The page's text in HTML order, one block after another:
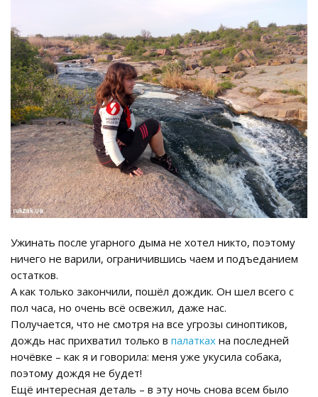
Ужинать после угарного дыма не хотел никто, поэтому
ничего не варили, ограничившись чаем и подъеданием
остатков.
А как только закончили, пошёл дождик. Он шел всего с
пол часа, но очень всё освежил, даже нас.
Получается, что не смотря на все угрозы синоптиков,
дождь нас прихватил только в палатках на последней
ночёвке – как я и говорила: меня уже укусила собака,
поэтому дождя не будет!
Ещё интересная деталь – в эту ночь снова всем было